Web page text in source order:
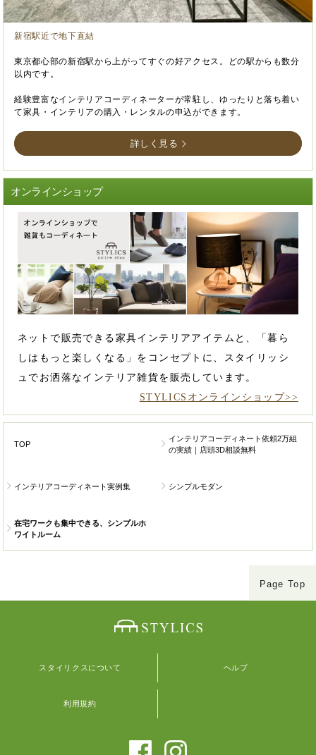
新宿駅近で地下直結
東京都心部の新宿駅から上がってすぐの好アクセス。どの駅からも数分
以内です。
経験豊富なインテリアコーディネーターが常駐し、ゆったりと落ち着い
て家具・インテリアの購入・レンタルの申込ができます。
詳しく見る
オンラインショップ
ネットで販売できる家具インテリアアイテムと、「暮ら
しはもっと楽しくなる」をコンセプトに、スタイリッシ
ュでお洒落なインテリア雑貨を販売しています。
STYLICSオンラインショップ>>
TOP
インテリアコーディネート依頼2万組
の実績｜店頭3D相談無料
インテリアコーディネート実例集 シンプルモダン
在宅ワークも集中できる、シンプルホ
ワイトルーム
Page Top
スタイリクスについて ヘルプ
利用規約